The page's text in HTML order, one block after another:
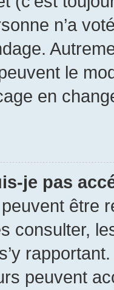
n’a
le
en
je pas
être
consulter,
peuvent